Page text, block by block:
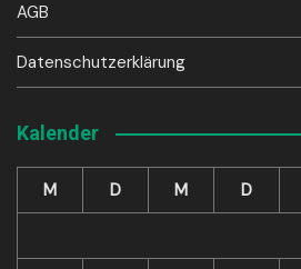
AGB
Datenschutzerklärung
Kalender
M D M D